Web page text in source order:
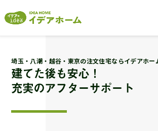
埼玉・八潮・越谷・東京の注文住宅ならイデアホー
建てた後も安心！
充実のアフターサポート